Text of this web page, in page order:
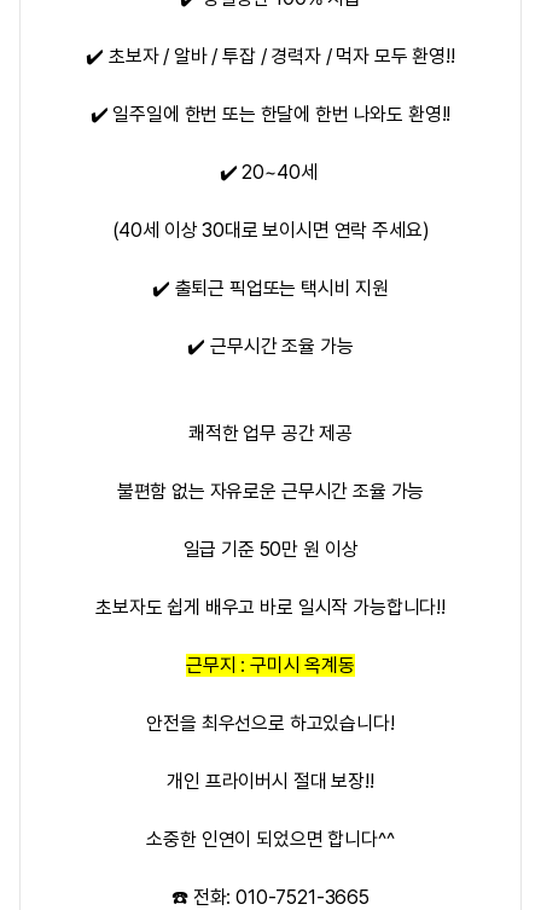
✔️ 초보자 / 알바 / 투잡 / 경력자 / 먹자 모두 환영!!
✔️ 일주일에 한번 또는 한달에 한번 나와도 환영!!
✔️ 20~40세
(40세 이상 30대로 보이시면 연락 주세요)
✔️ 출퇴근 픽업또는 택시비 지원
✔️ 근무시간 조율 가능
쾌적한 업무 공간 제공
불편함 없는 자유로운 근무시간 조율 가능
일급 기준 50만 원 이상
초보자도 쉽게 배우고 바로 일시작 가능합니다!!
근무지 : 구미시 옥계동
안전을 최우선으로 하고있습니다!
개인 프라이버시 절대 보장!!
소중한 인연이 되었으면 합니다^^
☎️ 전화: 010-7521-3665